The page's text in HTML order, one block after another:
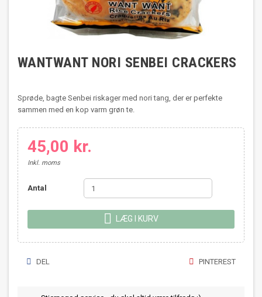
WANTWANT NORI SENBEI CRACKERS
Sprøde, bagte Senbei riskager med nori tang, der er perfekte
sammen med en kop varm grøn te.
45,00 kr.
Inkl. moms
Antal
 LÆG I KURV
DEL PINTEREST